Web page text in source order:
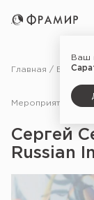
Ваш
Главная Блог
Мероприятия
Сергей
Russian